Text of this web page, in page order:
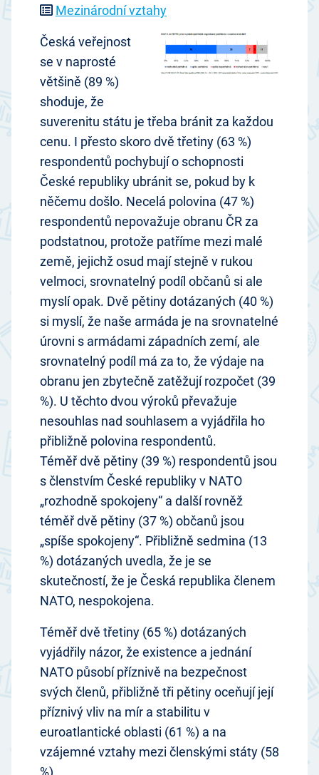
Mezinárodní vztahy
Česká veřejnost
se v naprosté
většině (89 %)
shoduje, že
suverenitu státu je třeba bránit za každou
cenu. I přesto skoro dvě třetiny (63 %)
respondentů pochybují o schopnosti
České republiky ubránit se, pokud by k
něčemu došlo. Necelá polovina (47 %)
respondentů nepovažuje obranu ČR za
podstatnou, protože patříme mezi malé
země, jejichž osud mají stejně v rukou
velmoci, srovnatelný podíl občanů si ale
myslí opak. Dvě pětiny dotázaných (40 %)
si myslí, že naše armáda je na srovnatelné
úrovni s armádami západních zemí, ale
srovnatelný podíl má za to, že výdaje na
obranu jen zbytečně zatěžují rozpočet (39
%). U těchto dvou výroků převažuje
nesouhlas nad souhlasem a vyjádřila ho
přibližně polovina respondentů.
Téměř dvě pětiny (39 %) respondentů jsou
s členstvím České republiky v NATO
„rozhodně spokojeny“ a další rovněž
téměř dvě pětiny (37 %) občanů jsou
„spíše spokojeny“. Přibližně sedmina (13
%) dotázaných uvedla, že je se
skutečností, že je Česká republika členem
NATO, nespokojena.
Téměř dvě třetiny (65 %) dotázaných
vyjádřily názor, že existence a jednání
NATO působí příznivě na bezpečnost
svých členů, přibližně tři pětiny oceňují její
příznivý vliv na mír a stabilitu v
euroatlantické oblasti (61 %) a na
vzájemné vztahy mezi členskými státy (58